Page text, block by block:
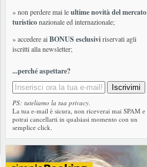
» non perdere mai leultime novità del mercato
turisticonazionale ed internazionale;
» accedere aiBONUS esclusiviriservati agli
iscritti alla newsletter;
...perché aspettare?
PS: tuteliamo la tua privacy.
La tua e-mail è sicura, non riceverai mai SPAM e
potrai cancellarti in qualsiasi momento con un
semplice click.